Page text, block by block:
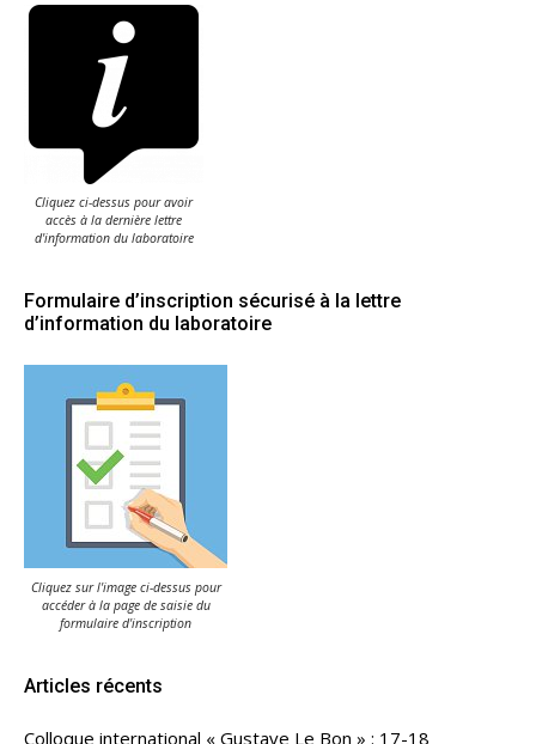
Cliquez ci-dessus pour avoir
accès à la dernière lettre
d'information du laboratoire
Formulaire d’inscription sécurisé à la lettre
d’information du laboratoire
Cliquez sur l'image ci-dessus pour
accéder à la page de saisie du
formulaire d'inscription
Articles récents
Colloque international « Gustave Le Bon » : 17-18